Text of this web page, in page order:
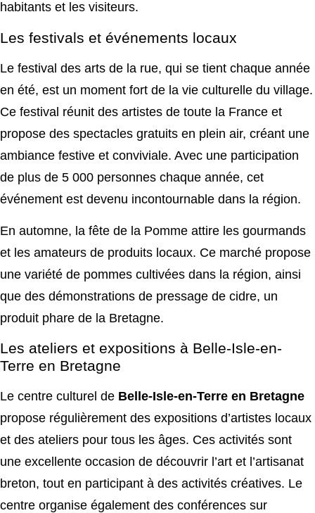
habitants et les visiteurs.
Les festivals et événements locaux
Le festival des arts de la rue, qui se tient chaque année
en été, est un moment fort de la vie culturelle du village.
Ce festival réunit des artistes de toute la France et
propose des spectacles gratuits en plein air, créant une
ambiance festive et conviviale. Avec une participation
de plus de 5 000 personnes chaque année, cet
événement est devenu incontournable dans la région.
En automne, la fête de la Pomme attire les gourmands
et les amateurs de produits locaux. Ce marché propose
une variété de pommes cultivées dans la région, ainsi
que des démonstrations de pressage de cidre, un
produit phare de la Bretagne.
Les ateliers et expositions à Belle-Isle-en-
Terre en Bretagne
Le centre culturel de Belle-Isle-en-Terre en Bretagne
propose régulièrement des expositions d’artistes locaux
et des ateliers pour tous les âges. Ces activités sont
une excellente occasion de découvrir l’art et l’artisanat
breton, tout en participant à des activités créatives. Le
centre organise également des conférences sur